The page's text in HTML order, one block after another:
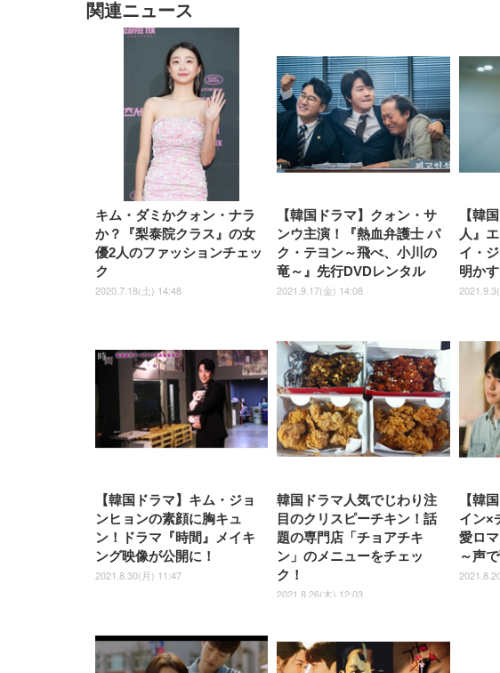
[EdoErgo] オフィスチェア 椅
子 テレワーク 疲れない 跳ね
上げ式アームレスト コンパク
ト 約105度ロッキング pc 事務
椅子 360度回転 座面昇降 強化
ナイロン樹脂ベース 通気性メ
ッシュ 在宅ワーク H-
WY01(黒網+黒枠+黒足)
／デスクチェア メッシュチェ
ア 人間工学 疲れない ブラッ
￥27,999
チェア 疲れない テレ
チェア 強化バックレス
度ロッキング機能 人間
子 腰サポート 90度跳ね
式アームレスト 3Dヘッ
ト ハンガー付き 高反発
ョン PCチェア 通気性メ
ュ ゲーミング/勉強/事務
しゃれ パソコンチェア (
ック)
￥7,680
EIZO ビジネス向けプレミア
ムモニター | FlexScan
EV3240X-WT | 31.5型4K
UHD・USB Type-C・ホワイ
EV2740X-WT | 27.0型4K
UHD・USB Type-C・ホワイ
￥109,572
ク付き（CFI-ZDM1J）
￥49,979
Amazonベーシック ペットシ
ーツ 薄型 レギュラー 1回使い
捨て 無香料 ホワイト 300枚
ーツ 厚型 ワイド 42枚x2袋(84
枚) ホワイト(吸収面:ライトブ
￥3,234
ツ L 中型犬用 26枚入
￥1,800
関連ニュース
キム・ダミかクォン・ナラ
か？『梨泰院クラス』の女
優2人のファッションチェッ
ク
2020.7.18(土) 14:48
【韓国ドラマ】クォン・サ
ンウ主演！『熱血弁護士 パ
ク・テヨン～飛べ、小川の
竜～』先行DVDレンタル
2021.9.17(金) 14:08
【韓
人』
イ・
明かす
【韓国ドラマ】キム・ジョ
ンヒョンの素顔に胸キュ
ン！ドラマ『時間』メイキ
ング映像が公開に！
2021.8.30(月) 11:47
韓国ドラマ人気でじわり注
目のクリスピーチキン！話
題の専門店「チョアチキ
ン」のメニューをチェッ
ク！
2021.8.26(木) 12:03
【韓
イン×
愛ロ
～声